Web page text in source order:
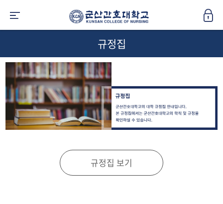
규정집
규정집 보기